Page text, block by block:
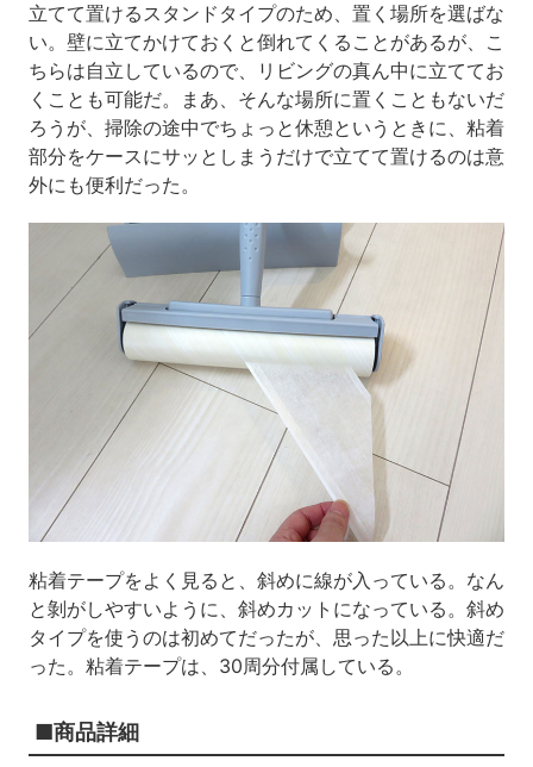
立てて置けるスタンドタイプのため、置く場所を選ばな
い。壁に立てかけておくと倒れてくることがあるが、こ
ちらは自立しているので、リビングの真ん中に立ててお
くことも可能だ。まあ、そんな場所に置くこともないだ
ろうが、掃除の途中でちょっと休憩というときに、粘着
部分をケースにサッとしまうだけで立てて置けるのは意
外にも便利だった。
粘着テープをよく見ると、斜めに線が入っている。なん
と剝がしやすいように、斜めカットになっている。斜め
タイプを使うのは初めてだったが、思った以上に快適だ
った。粘着テープは、 30周分付属している。
■商品詳細